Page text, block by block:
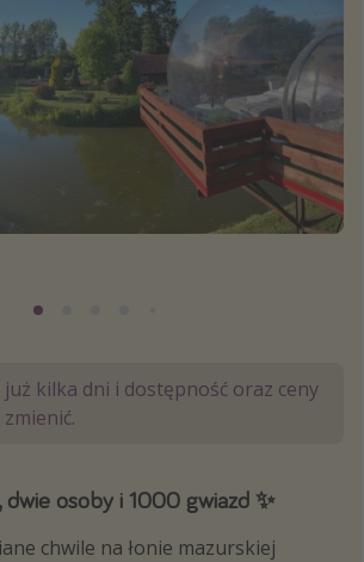
Wschodnia
kilka dni i dostępność oraz ceny
osoby i 1000 gwiazd ✨
chwile na łonie mazurskiej